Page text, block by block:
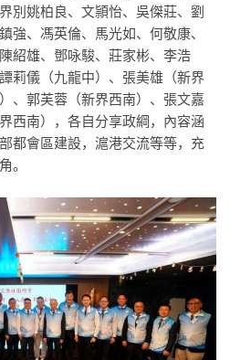
別姚柏良、文頴怡、吳傑莊、劉
強、馮英倫、馬光如、何敬康、
紹雄、鄧咏駿、莊家彬、李浩
莉儀（九龍中）、張美雄（新界
、郭芙蓉（新界西南）、張文嘉
西南），各自分享政綱，內容涵
都會區建設，滬港交流等等，充
。